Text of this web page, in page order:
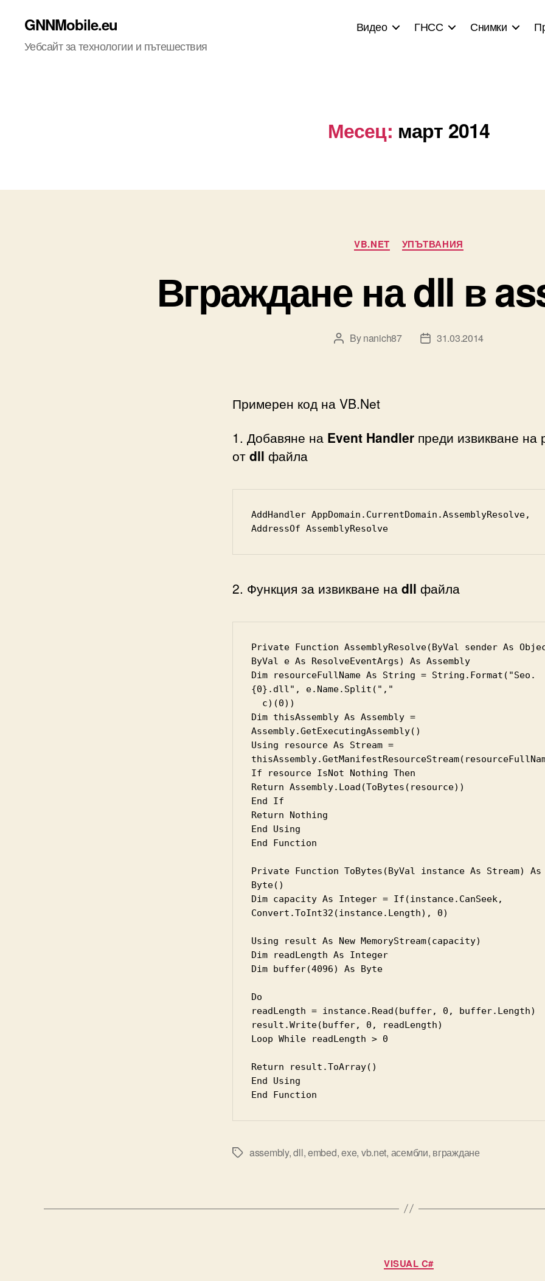
GNNMobile.eu
Уебсайт за технологии и пътешествия
Видео ГНСС Снимки
Месец: март 2014
Categories
VB.NET УПЪТВАНИЯ
Вграждане на dll в
PostBynanich87
Post31.03.2014
Примерен код на VB.Net
1. Добавяне на Event Handler преди извикване на
от dll файла
AddHandler AppDomain.CurrentDomain.AssemblyResolve,
AddressOf AssemblyResolve
2. Функция за извикване на dll файла
Private Function AssemblyResolve(ByVal sender As
ByVal e As ResolveEventArgs) As Assembly
Dim resourceFullName As String = String.Format("Seo.
{0}.dll", e.Name.Split(","
Dim thisAssembly As Assembly =
Assembly.GetExecutingAssembly()
Using resource As Stream =
If resource IsNot Nothing Then
Return Assembly.Load(ToBytes(resource))
End If
Return Nothing
End Using
End Function
Private Function ToBytes(ByVal instance As Stream) As
Byte()
Dim capacity As Integer = If(instance.CanSeek,
Convert.ToInt32(instance.Length), 0)
Using result As New MemoryStream(capacity)
Dim readLength As Integer
Dim buffer(4096) As Byte
Do
readLength = instance.Read(buffer, 0, buffer.Length)
result.Write(buffer, 0, readLength)
Loop While readLength > 0
Return result.ToArray()
End Using
End Function
Tagsassembly,dll,embed,exe, vb.net, асембли, вграждане
Categories
VISUAL C#